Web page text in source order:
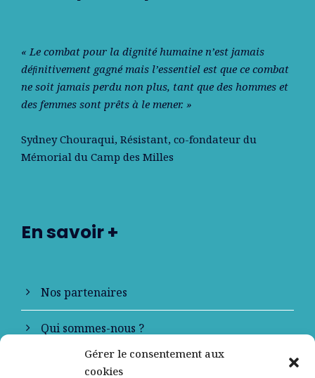
Gérer le consentement aux
cookies
« Le combat pour la dignité humaine n’est jamais
déﬁnitivement gagné mais l’essentiel est que ce combat
ne soit jamais perdu non plus, tant que des hommes et
des femmes sont prêts à le mener. »
Sydney Chouraqui, Résistant, co-fondateur du
Mémorial du Camp des Milles
En savoir +
Nos partenaires
Qui sommes-nous ?
Contactez-nous